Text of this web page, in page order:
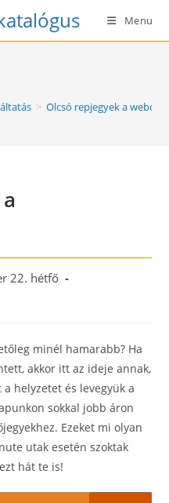
Menu
> Olcsó repjegyek a
22. hétfő
minél hamarabb? Ha
akkor itt az ideje annak,
helyzetet és levegyük a
sokkal jobb áron
Ezeket mi olyan
utak esetén szoktak
hát te is!